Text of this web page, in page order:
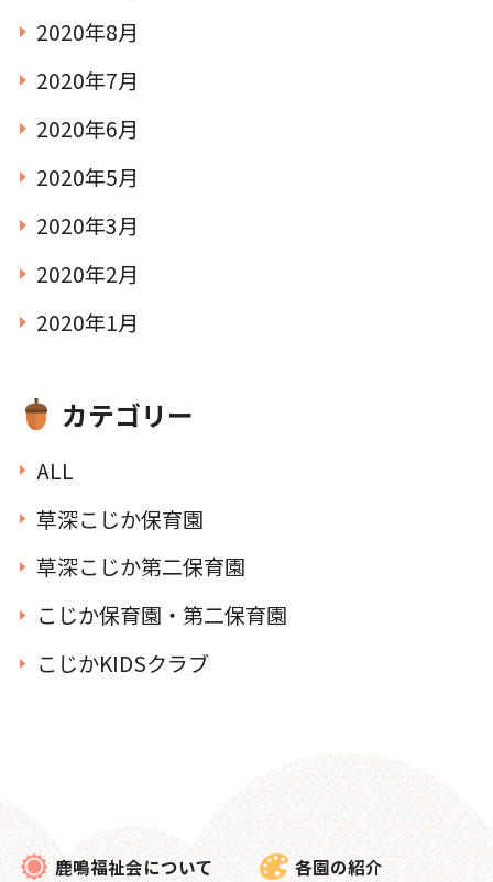
2020年8月
2020年7月
2020年6月
2020年5月
2020年3月
2020年2月
2020年1月
カテゴリー
ALL
草深こじか保育園
草深こじか第二保育園
こじか保育園・第二保育園
こじかKIDSクラブ
鹿鳴福祉会について 各園の紹介